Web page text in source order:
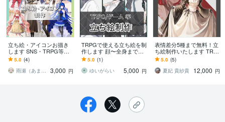
立ち絵・アイコンお描き
します SNS・TRPG等に
お使いいただけます！
5.0 (4)
雨瀬（あませ）
3,000 円
TRPGで使える立ち絵を制
作します 顔〜全身まで、
男女、10代〜30代を得意
としております！
5.0 (1)
ゆいがらい
5,000 円
表情差分5種まで無料！立
ち絵制作いたします TRP
G、ゲーム、動画等にいか
がでしょうか？
5.0 (5)
夏妃 貴紗貴
12,000 円